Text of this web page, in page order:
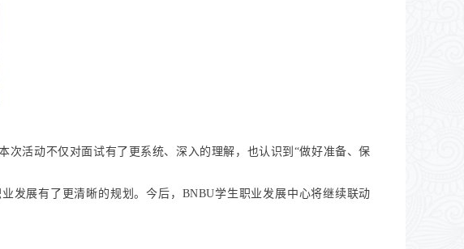
活动不仅对面试有了更系统、深入的理解，也认识到“做好准备、保
发展有了更清晰的规划。今后，BNBU学生职业发展中心将继续联动